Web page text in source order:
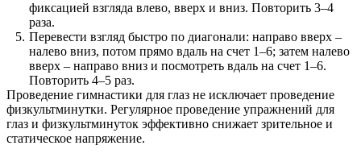
фиксацией взгляда влево, вверх и вниз. Повторить 3–4
раза.
Перевести взгляд быстро по диагонали: направо вверх –
налево вниз, потом прямо вдаль на счет 1–6; затем налево
вверх – направо вниз и посмотреть вдаль на счет 1–6.
Повторить 4–5 раз.
Проведение гимнастики для глаз не исключает проведение
физкультминутки. Регулярное проведение упражнений для
глаз и физкультминуток эффективно снижает зрительное и
статическое напряжение.